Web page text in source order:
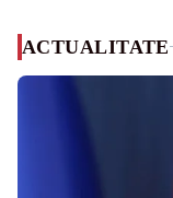
ACTUALITATE